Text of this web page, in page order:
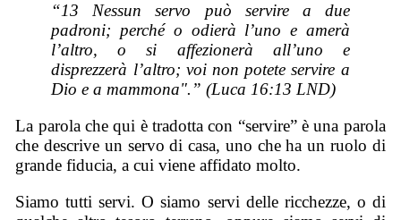
“13 Nessun servo può servire a due
padroni; perché o odierà l’uno e amerà
l’altro, o si affezionerà all’uno e
disprezzerà l’altro; voi non potete servire a
Dio e a mammona".” (Luca 16:13 LND)
La parola che qui è tradotta con “servire” è una parola
che descrive un servo di casa, uno che ha un ruolo di
grande fiducia, a cui viene affidato molto.
Siamo tutti servi. O siamo servi delle ricchezze, o di